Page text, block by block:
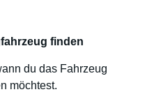
finden
du das Fahrzeug
möchtest.